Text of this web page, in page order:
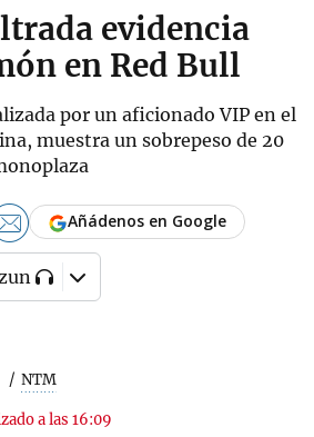
evidencia
en Red Bull
por un aficionado VIP en el
muestra un sobrepeso de 20
NTM
a las 16:09
Añádenos en Google